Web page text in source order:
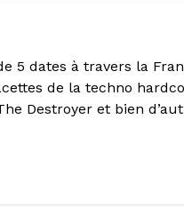
5 dates à travers la
de la techno
Destroyer et bien